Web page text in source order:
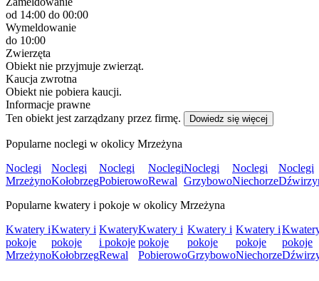
od 14:00 do 00:00
Wymeldowanie
do 10:00
Zwierzęta
Obiekt nie przyjmuje zwierząt.
Kaucja zwrotna
Obiekt nie pobiera kaucji.
Informacje prawne
Ten obiekt jest zarządzany przez firmę.
Dowiedz się więcej
Popularne noclegi w okolicy Mrzeżyna
Noclegi
Mrzeżyno
Noclegi
Kołobrzeg
Noclegi
Pobierowo
Noclegi
Rewal
Noclegi
Grzybowo
Noclegi
Niechorze
Noclegi
Popularne kwatery i pokoje w okolicy Mrzeżyna
Kwatery i
pokoje
Mrzeżyno
Kwatery i
pokoje
Kołobrzeg
Kwatery
i pokoje
Rewal
Kwatery i
pokoje
Pobierowo
Kwatery i
pokoje
Grzybowo
Kwatery i
pokoje
Niechorze
pokoje